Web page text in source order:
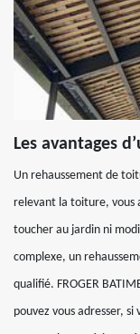
Les avantages
Un rehaussement de
relevant la toiture, vous
toucher au jardin ni
complexe, un
qualifié. FROGER
pouvez vous adresser, si